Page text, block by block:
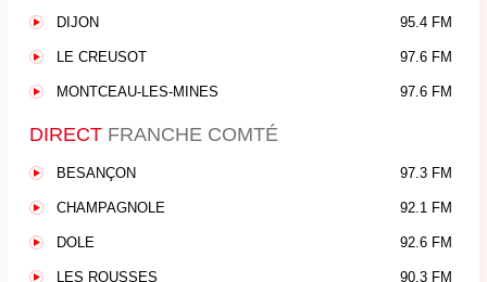
DIJON 95.4 FM
LE CREUSOT 97.6 FM
MONTCEAU-LES-MINES 97.6 FM
DIRECT FRANCHE COMTÉ
BESANÇON 97.3 FM
CHAMPAGNOLE 92.1 FM
DOLE 92.6 FM
LES ROUSSES 90.3 FM